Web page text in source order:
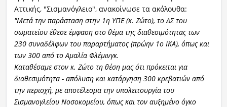
Αττικής, "Σισμανόγλειο", ανακοίνωσε τα ακόλουθα:
"Μετά την παράσταση στην 1η ΥΠΕ (κ. Ζώτο), το ΔΣ του
σωματείου έθεσε έμφαση στο θέμα της διαθεσιμότητας των
230 συναδέλφων του παραρτήματος (πρώην 1ο ΙΚΑ), όπως και
των 300 από το Αμαλία Φλέμινγκ.
Καταθέσαμε στον κ. Ζώτο τη θέση μας ότι πρόκειται για
διαθεσιμότητα - απόλυση και κατάργηση 300 κρεβατιών από
την περιοχή, με αποτέλεσμα την υπολειτουργία του
Σισμανογλείου Νοσοκομείου, όπως και τον αυξημένο όγκο